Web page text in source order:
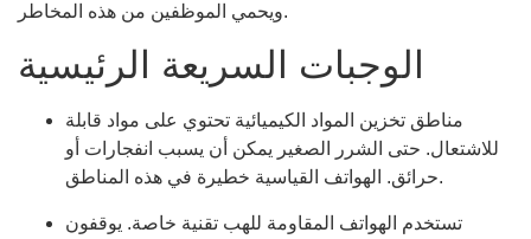
ويحمي الموظفين من هذه المخاطر.
الوجبات السريعة الرئيسية
مناطق تخزين المواد الكيميائية تحتوي على مواد قابلة
للاشتعال. حتى الشرر الصغير يمكن أن يسبب انفجارات أو
حرائق. الهواتف القياسية خطيرة في هذه المناطق.
تستخدم الهواتف المقاومة للهب تقنية خاصة. يوقفون